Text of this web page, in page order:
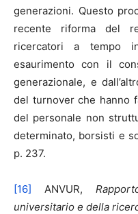
generazioni. Questo
recente riforma del
ricercatori a tempo
esaurimento con il
generazionale, e
del turnover che hanno
del personale non
determinato, borsisti e
p. 237.
[16] ANVUR,
universitario e della